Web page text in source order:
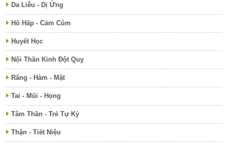
Da Liễu - Dị Ứng
Hô Hấp - Cảm Cúm
Huyết Học
Nội Thần Kinh Đột Quỵ
Răng - Hàm - Mặt
Tai - Mũi - Họng
Tâm Thần - Trẻ Tự Kỷ
Thận - Tiết Niệu